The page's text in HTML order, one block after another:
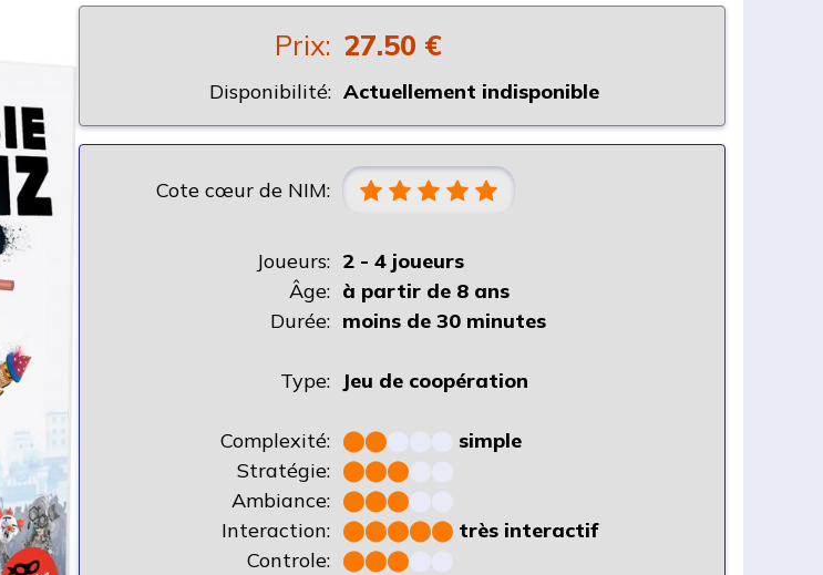
Prix: 27.50 €
Disponibilité: Actuellement indisponible
Cote cœur de NIM:
Joueurs: 2 - 4 joueurs
Âge: à partir de 8 ans
Durée: moins de 30 minutes
Type: Jeu de coopération
Complexité: ⬤⬤
simple
Stratégie: ⬤⬤⬤
Ambiance: ⬤⬤⬤
Interaction: ⬤⬤⬤⬤⬤ très interactif
Controle: ⬤⬤⬤